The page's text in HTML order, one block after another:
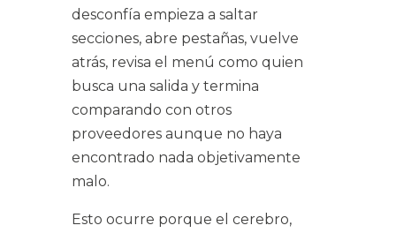
desconfía empieza a saltar
secciones, abre pestañas, vuelve
atrás, revisa el menú como quien
busca una salida y termina
comparando con otros
proveedores aunque no haya
encontrado nada objetivamente
malo.
Esto ocurre porque el cerebro,